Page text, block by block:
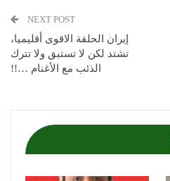
NEXT POST
إيران الحلقة الاقوى أقليميا،
تشتد لكن لا تستبق ولا تترك
الذئب مع الأغنام …!!